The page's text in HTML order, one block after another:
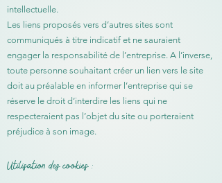
intellectuelle.
Les liens proposés vers d’autres sites sont
communiqués à titre indicatif et ne sauraient
engager la responsabilité de l’entreprise. A l’inverse,
toute personne souhaitant créer un lien vers le site
doit au préalable en informer l’entreprise qui se
réserve le droit d’interdire les liens qui ne
respecteraient pas l’objet du site ou porteraient
préjudice à son image.
Utilisation des cookies :